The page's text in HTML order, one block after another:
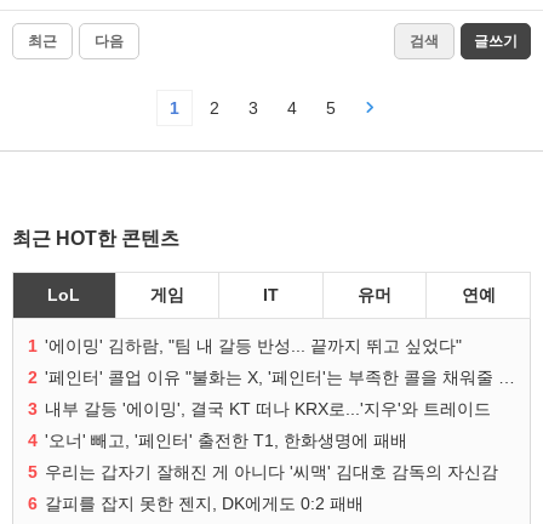
최근 다음 검색 글쓰기
1 2 3 4 5
최근 HOT한 콘텐츠
LoL 게임 IT 유머 연예
1 '에이밍' 김하람, "팀 내 갈등 반성... 끝까지 뛰고 싶었다"
2
3 내부 갈등 '에이밍', 결국 KT 떠나 KRX로...'지우'와 트레이드
4 '오너' 빼고, '페인터' 출전한 T1, 한화생명에 패배
5 우리는 갑자기 잘해진 게 아니다 '씨맥' 김대호 감독의 자신감
6 갈피를 잡지 못한 젠지, DK에게도 0:2 패배